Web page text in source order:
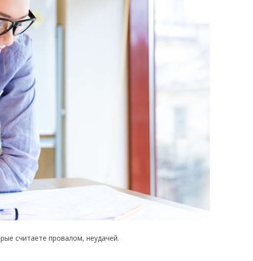
считаете провалом, неудачей.